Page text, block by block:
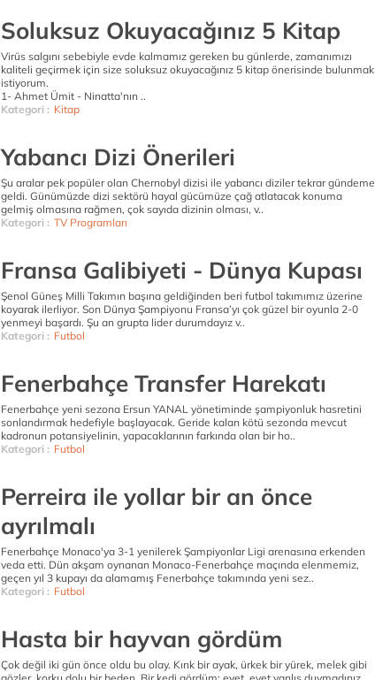
Soluksuz Okuyacağınız 5 Kitap
Virüs salgını sebebiyle evde kalmamız gereken bu günlerde, zamanımızı
kaliteli geçirmek için size soluksuz okuyacağınız 5 kitap önerisinde bulunmak
istiyorum.
1- Ahmet Ümit - Ninatta'nın ..
Kategori : Kitap
Yabancı Dizi Önerileri
Şu aralar pek popüler olan Chernobyl dizisi ile yabancı diziler tekrar gündeme
geldi. Günümüzde dizi sektörü hayal gücümüze çağ atlatacak konuma
gelmiş olmasına rağmen, çok sayıda dizinin olması, v..
Kategori : TV Programları
Fransa Galibiyeti - Dünya Kupası
Şenol Güneş Milli Takımın başına geldiğinden beri futbol takımımız üzerine
koyarak ilerliyor. Son Dünya Şampiyonu Fransa’yı çok güzel bir oyunla 2-0
yenmeyi başardı. Şu an grupta lider durumdayız v..
Kategori : Futbol
Fenerbahçe Transfer Harekatı
Fenerbahçe yeni sezona Ersun YANAL yönetiminde şampiyonluk hasretini
sonlandırmak hedefiyle başlayacak. Geride kalan kötü sezonda mevcut
kadronun potansiyelinin, yapacaklarının farkında olan bir ho..
Kategori : Futbol
Perreira ile yollar bir an önce
ayrılmalı
Fenerbahçe Monaco'ya 3-1 yenilerek Şampiyonlar Ligi arenasına erkenden
veda etti. Dün akşam oynanan Monaco-Fenerbahçe maçında elenmemiz,
geçen yıl 3 kupayı da alamamış Fenerbahçe takımında yeni sez..
Kategori : Futbol
Hasta bir hayvan gördüm
Çok değil iki gün önce oldu bu olay. Kırık bir ayak, ürkek bir yürek, melek gibi